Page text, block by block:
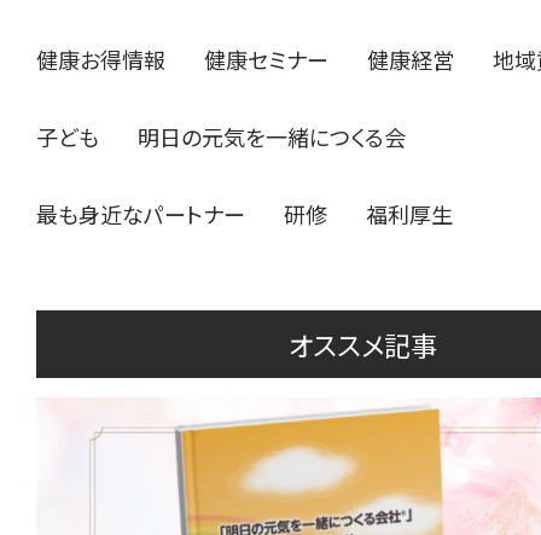
健康お得情報 健康セミナー 健康経営 地
子ども 明日の元気を一緒につくる会
最も身近なパートナー 研修 福利厚生
オススメ記事